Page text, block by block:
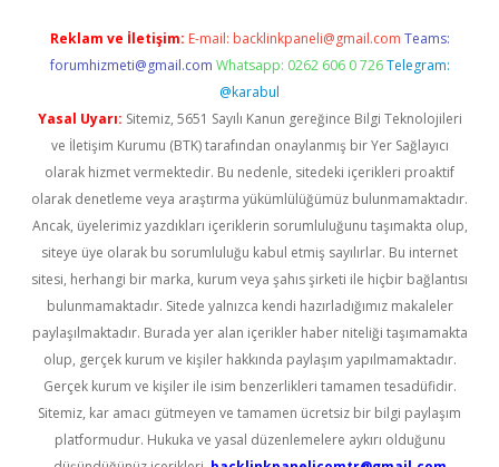
Reklam ve İletişim: E-mail: backlinkpaneli@gmail.com Teams:
forumhizmeti@gmail.com Whatsapp: 0262 606 0 726 Telegram:
@karabul
Yasal Uyarı: Sitemiz, 5651 Sayılı Kanun gereğince Bilgi Teknolojileri
ve İletişim Kurumu (BTK) tarafından onaylanmış bir Yer Sağlayıcı
olarak hizmet vermektedir. Bu nedenle, sitedeki içerikleri proaktif
olarak denetleme veya araştırma yükümlülüğümüz bulunmamaktadır.
Ancak, üyelerimiz yazdıkları içeriklerin sorumluluğunu taşımakta olup,
siteye üye olarak bu sorumluluğu kabul etmiş sayılırlar. Bu internet
sitesi, herhangi bir marka, kurum veya şahıs şirketi ile hiçbir bağlantısı
bulunmamaktadır. Sitede yalnızca kendi hazırladığımız makaleler
paylaşılmaktadır. Burada yer alan içerikler haber niteliği taşımamakta
olup, gerçek kurum ve kişiler hakkında paylaşım yapılmamaktadır.
Gerçek kurum ve kişiler ile isim benzerlikleri tamamen tesadüfidir.
Sitemiz, kar amacı gütmeyen ve tamamen ücretsiz bir bilgi paylaşım
platformudur. Hukuka ve yasal düzenlemelere aykırı olduğunu